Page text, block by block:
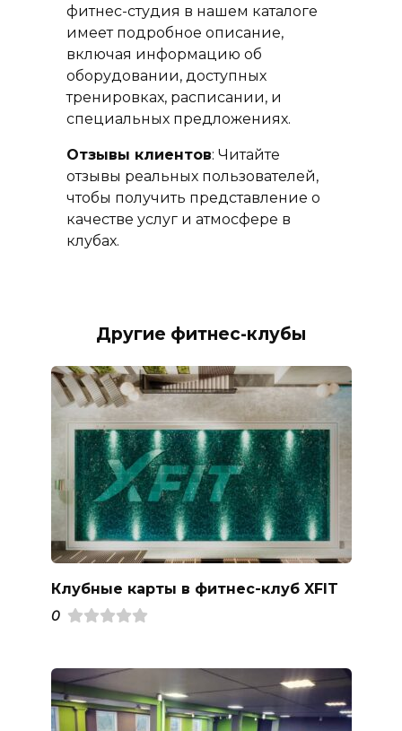
фитнес-студия в нашем каталоге
имеет подробное описание,
включая информацию об
оборудовании, доступных
тренировках, расписании, и
специальных предложениях.
Отзывы клиентов: Читайте
отзывы реальных пользователей,
чтобы получить представление о
качестве услуг и атмосфере в
клубах.
Другие фитнес-клубы
Клубные карты в фитнес-клуб XFIT
0